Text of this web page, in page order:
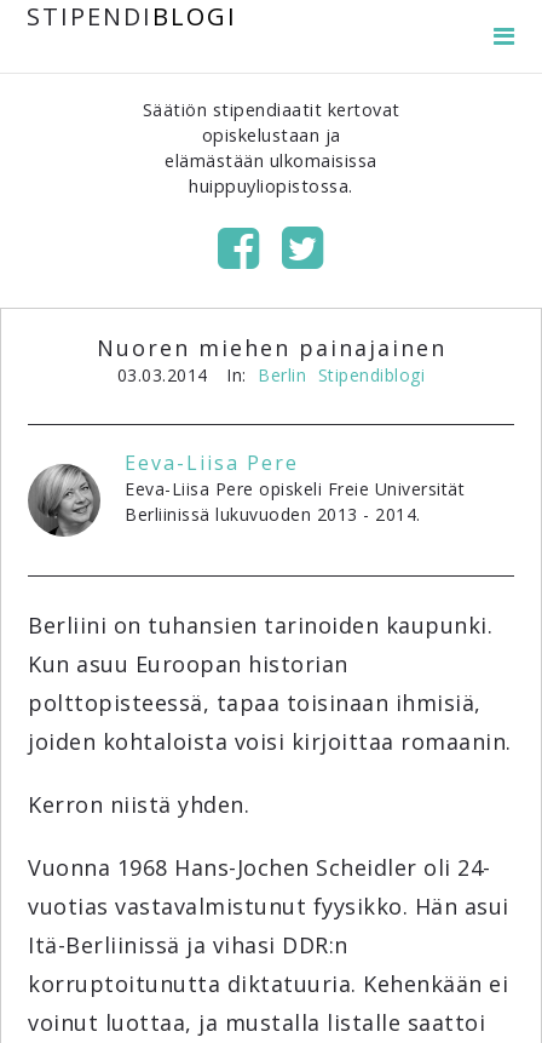
STIPENDI BLOGI
Säätiön stipendiaatit kertovat
opiskelustaan ja
elämästään ulkomaisissa
huippuyliopistossa.
Nuoren miehen painajainen
03.03.2014 In: Berlin Stipendiblogi
Eeva-Liisa Pere
Eeva-Liisa Pere opiskeli Freie Universität
Berliinissä lukuvuoden 2013 - 2014.
Berliini on tuhansien tarinoiden kaupunki.
Kun asuu Euroopan historian
polttopisteessä, tapaa toisinaan ihmisiä,
joiden kohtaloista voisi kirjoittaa romaanin.
Kerron niistä yhden.
Vuonna 1968 Hans-Jochen Scheidler oli 24-
vuotias vastavalmistunut fyysikko. Hän asui
Itä-Berliinissä ja vihasi DDR:n
korruptoitunutta diktatuuria. Kehenkään ei
voinut luottaa, ja mustalla listalle saattoi